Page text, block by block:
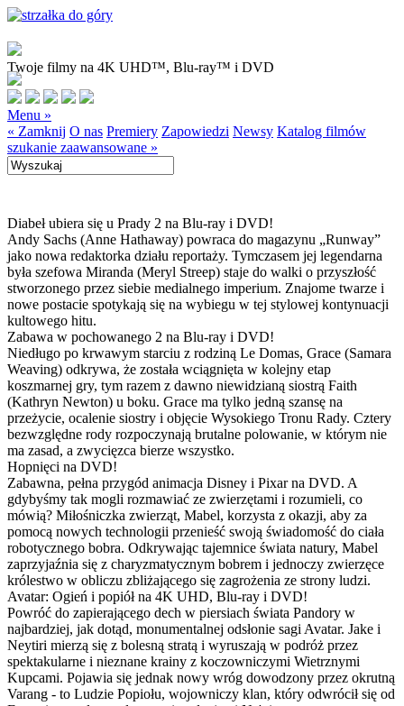
Twoje filmy na 4K UHD™, Blu-ray™ i DVD
Menu »
« Zamknij O nas Premiery Zapowiedzi Newsy Katalog filmów
szukanie zaawansowane »
Diabeł ubiera się u Prady 2 na Blu-ray i DVD!
Andy Sachs (Anne Hathaway) powraca do magazynu „Runway”
jako nowa redaktorka działu reportaży. Tymczasem jej legendarna
była szefowa Miranda (Meryl Streep) staje do walki o przyszłość
stworzonego przez siebie medialnego imperium. Znajome twarze i
nowe postacie spotykają się na wybiegu w tej stylowej kontynuacji
kultowego hitu.
Zabawa w pochowanego 2 na Blu-ray i DVD!
Niedługo po krwawym starciu z rodziną Le Domas, Grace (Samara
Weaving) odkrywa, że została wciągnięta w kolejny etap
koszmarnej gry, tym razem z dawno niewidzianą siostrą Faith
(Kathryn Newton) u boku. Grace ma tylko jedną szansę na
przeżycie, ocalenie siostry i objęcie Wysokiego Tronu Rady. Cztery
bezwzględne rody rozpoczynają brutalne polowanie, w którym nie
ma zasad, a zwycięzca bierze wszystko.
Hopnięci na DVD!
Zabawna, pełna przygód animacja Disney i Pixar na DVD. A
gdybyśmy tak mogli rozmawiać ze zwierzętami i rozumieli, co
mówią? Miłośniczka zwierząt, Mabel, korzysta z okazji, aby za
pomocą nowych technologii przenieść swoją świadomość do ciała
robotycznego bobra. Odkrywając tajemnice świata natury, Mabel
zaprzyjaźnia się z charyzmatycznym bobrem i jednoczy zwierzęce
królestwo w obliczu zbliżającego się zagrożenia ze strony ludzi.
Avatar: Ogień i popiół na 4K UHD, Blu-ray i DVD!
Powróć do zapierającego dech w piersiach świata Pandory w
najbardziej, jak dotąd, monumentalnej odsłonie sagi Avatar. Jake i
Neytiri mierzą się z bolesną stratą i wyruszają w podróż przez
spektakularne i nieznane krainy z koczowniczymi Wietrznymi
Kupcami. Pojawia się jednak nowy wróg dowodzony przez okrutną
Varang - to Ludzie Popiołu, wojowniczy klan, który odwrócił się od